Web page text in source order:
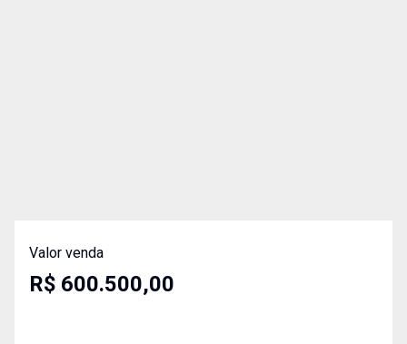
Valor venda
R$ 600.500,00